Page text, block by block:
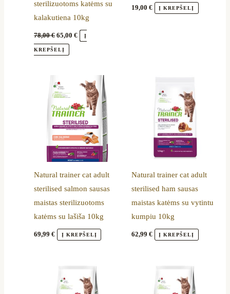
sterilizuotoms katėms su
kalakutiena 10kg
78,00€ 65,00€ Į
KREPŠELĮ
19,00 € Į KREPŠELĮ
Natural trainer cat adult
sterilised salmon sausas
maistas sterilizuotoms
katėms su lašiša 10kg
69,99€ Į KREPŠELĮ
Natural trainer cat adult
sterilised ham sausas
maistas katėms su vytintu
kumpiu 10kg
62,99 € Į KREPŠELĮ